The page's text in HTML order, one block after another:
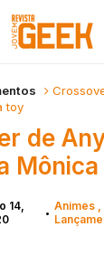
toy
de
14,
• Animes